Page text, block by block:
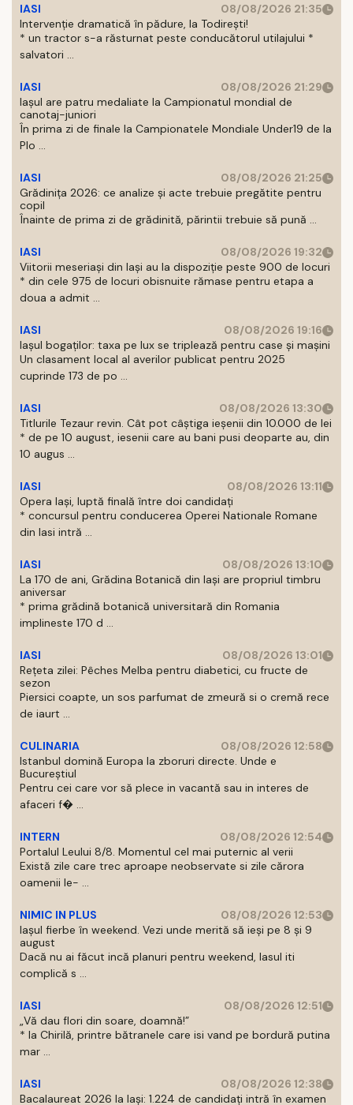
IASI
08/08/2026 21:35
Intervenție dramatică în pădure, la Todirești!
* un tractor s-a răsturnat peste conducătorul utilajului *
salvatori ...
IASI
08/08/2026 21:29
Iaşul are patru medaliate la Campionatul mondial de
canotaj-juniori
În prima zi de finale la Campionatele Mondiale Under19 de la
Plo ...
IASI
08/08/2026 21:25
Grădinița 2026: ce analize și acte trebuie pregătite pentru
copil
Înainte de prima zi de grădinită, părintii trebuie să pună ...
IASI
08/08/2026 19:32
Viitorii meseriași din Iași au la dispoziție peste 900 de locuri
* din cele 975 de locuri obisnuite rămase pentru etapa a
doua a admit ...
IASI
08/08/2026 19:16
Iașul bogaților: taxa pe lux se triplează pentru case și mașini
Un clasament local al averilor publicat pentru 2025
cuprinde 173 de po ...
IASI
08/08/2026 13:30
Titlurile Tezaur revin. Cât pot câștiga ieșenii din 10.000 de lei
* de pe 10 august, iesenii care au bani pusi deoparte au, din
10 augus ...
IASI
08/08/2026 13:11
Opera Iași, luptă finală între doi candidați
* concursul pentru conducerea Operei Nationale Romane
din Iasi intră ...
IASI
08/08/2026 13:10
La 170 de ani, Grădina Botanică din Iași are propriul timbru
aniversar
* prima grădină botanică universitară din Romania
implineste 170 d ...
IASI
08/08/2026 13:01
Rețeta zilei: Pêches Melba pentru diabetici, cu fructe de
sezon
Piersici coapte, un sos parfumat de zmeură si o cremă rece
de iaurt ...
CULINARIA
08/08/2026 12:58
Istanbul domină Europa la zboruri directe. Unde e
Bucureștiul
Pentru cei care vor să plece in vacantă sau in interes de
afaceri f� ...
INTERN
08/08/2026 12:54
Portalul Leului 8/8. Momentul cel mai puternic al verii
Există zile care trec aproape neobservate si zile cărora
oamenii le- ...
NIMIC IN PLUS
08/08/2026 12:53
Iașul fierbe în weekend. Vezi unde merită să ieși pe 8 și 9
august
Dacă nu ai făcut incă planuri pentru weekend, Iasul iti
complică s ...
IASI
08/08/2026 12:51
„Vă dau flori din soare, doamnă!”
* la Chirilă, printre bătranele care isi vand pe bordură putina
mar ...
IASI
08/08/2026 12:38
Bacalaureat 2026 la Iași: 1.224 de candidați intră în examen